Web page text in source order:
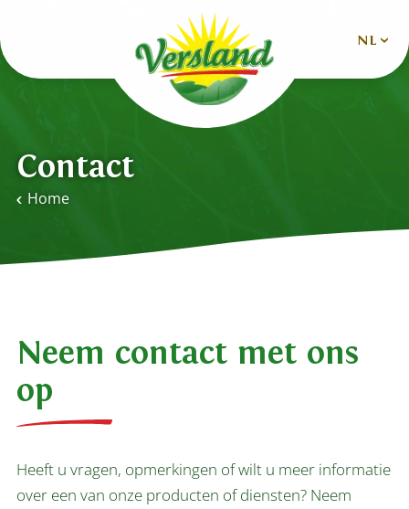
NL
Nederlands
Contact
Home
Neem contact met ons
op
Heeft u vragen, opmerkingen of wilt u meer informatie
over een van onze producten of diensten? Neem